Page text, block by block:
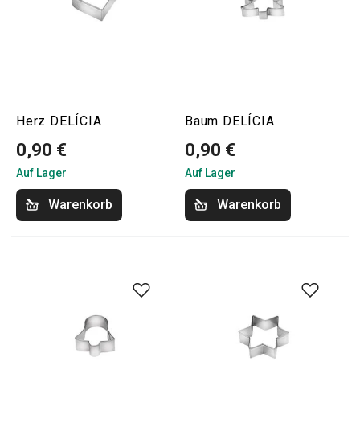
Herz DELÍCIA
0,90 €
Auf Lager
Warenkorb
Baum DELÍCIA
0,90 €
Auf Lager
Warenkorb